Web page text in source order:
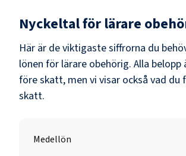
Nyckeltal för lärare
Här är de viktigaste siffrorna du
lönen för lärare obehörig. Alla
före skatt, men vi visar också vad du
skatt.
Medellön